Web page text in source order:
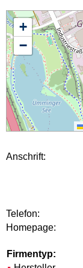
+
−
Anschrift:
Telefon:
Homepage:
Firmentyp: